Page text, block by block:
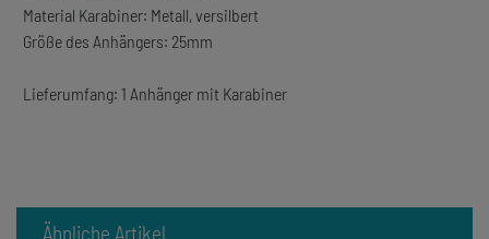
Material Karabiner: Metall, versilbert
Größe des Anhängers: 25mm
Lieferumfang: 1 Anhänger mit Karabiner
Ähnliche Artikel